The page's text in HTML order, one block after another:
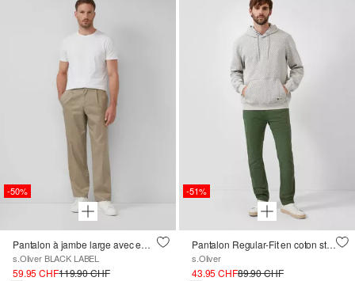
-50%
Pantalon à jambe large avec empiècement en stretch
s.Oliver BLACK LABEL
59.95 CHF119.90 CHF
-51%
Pantalon Regular-Fit en coton stretch de style worker
s.Oliver
43.95 CHF89.90 CHF